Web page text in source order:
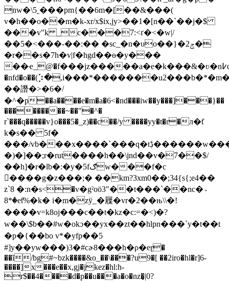
nw�\5˿���pm{��6m�[��&���(
v�h��o��m�k-xr/x$ix,jy>��1�[n��`��j�$
���v"k _c���7:<ґ�<�w|/
��5�<���-��:�� �sc_�n�υo��}�ݮ2�
�r��s�7h�v|f�hgd��ɵ�y���
��ҽ_@�f���jz�����a�e�k���&�ʋ�n߇qi�𒳍הz�`����^h���# gd�v�$h��n����yim�ܔ;����qp�-
��譖�>�6�/
�^�p��a����e�m�a�6<�nd���iw��y���]���}��
���������~��"�^�
r`���q�����v}o���5�_z)��c��/y ����yy�t�r�л�ƭ
k�s�� 5f�
���/vb���x����`���q�tڋ������w����rbg����ne��z�
�)�]��;r�rut����h��\jnd��v�7��$/
��h]�r�lb�:�y�5fګw���f�c
����g�z���;� ��km?3xm0��;34{s{;e4��
z`8 �:n�ѕ<�v�gˀoö3"��t���`��nc�؞
�*8eƭ%�k� i�m�zӱ_�屧�vr�2��њ\\�!
����v=k8oj���c��t�kz�c:=�<)�?
w��\$b��#w�okɔ�� yx��zt��hlpn���`y�t��t
�p�{��bo v*�yfp��5
#]y��yw���)3�#cɚ8���h�ρ�eɽ�
��ĩ/bg#~bzk����&o_��\���?u9�[ ��2iro�hl�r]6-
����]x���e��x,gj�jkez�hl:h-
r$��4����d�p��u���a�o�nz�͎|0?